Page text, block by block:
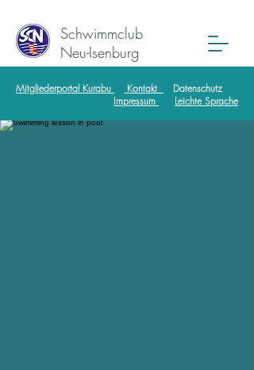
Schwimmclub
Neu-Isenburg
Mitgliederportal Kurabu Kontakt
Datenschutz
Impressum
Leichte Sprache